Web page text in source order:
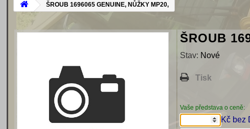
ŠROUB 1696065 GENUINE, NŮŽKY MP20,
ŠROUB
Stav: Nové
Tisk
Vaše představa o ceně:
Kč bez